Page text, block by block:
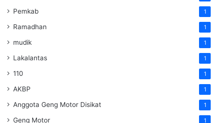
Pemkab 1
Ramadhan 1
mudik 1
Lakalantas 1
110 1
AKBP 1
Anggota Geng Motor Disikat 1
Geng Motor 1